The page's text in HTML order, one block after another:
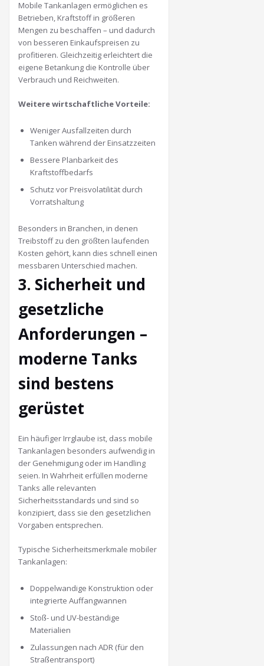
Mobile Tankanlagen ermöglichen es
Betrieben, Kraftstoff in größeren
Mengen zu beschaffen – und dadurch
von besseren Einkaufspreisen zu
profitieren. Gleichzeitig erleichtert die
eigene Betankung die Kontrolle über
Verbrauch und Reichweiten.
Weitere wirtschaftliche Vorteile:
Weniger Ausfallzeiten durch
Tanken während der Einsatzzeiten
Bessere Planbarkeit des
Kraftstoffbedarfs
Schutz vor Preisvolatilität durch
Vorratshaltung
Besonders in Branchen, in denen
Treibstoff zu den größten laufenden
Kosten gehört, kann dies schnell einen
messbaren Unterschied machen.
3. Sicherheit und
gesetzliche
Anforderungen –
moderne Tanks
sind bestens
gerüstet
Ein häufiger Irrglaube ist, dass mobile
Tankanlagen besonders aufwendig in
der Genehmigung oder im Handling
seien. In Wahrheit erfüllen moderne
Tanks alle relevanten
Sicherheitsstandards und sind so
konzipiert, dass sie den gesetzlichen
Vorgaben entsprechen.
Typische Sicherheitsmerkmale mobiler
Tankanlagen:
Doppelwandige Konstruktion oder
integrierte Auffangwannen
Stoß- und UV-beständige
Materialien
Zulassungen nach ADR (für den
Straßentransport)